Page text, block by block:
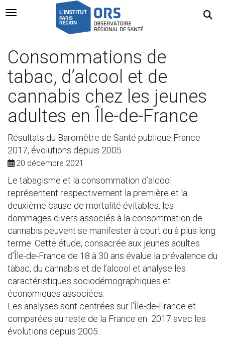
Navigation Toggle
Consommations de
tabac, d’alcool et de
cannabis chez les jeunes
adultes en Île-de-France
Résultats du Baromètre de Santé publique France
2017, évolutions depuis 2005
20 décembre 2021
Le tabagisme et la consommation d’alcool
représentent respectivement la première et la
deuxième cause de mortalité évitables, les
dommages divers associés à la consommation de
cannabis peuvent se manifester à court ou à plus long
terme. Cette étude, consacrée aux jeunes adultes
d’Île-de-France de 18 à 30 ans évalue la prévalence du
tabac, du cannabis et de l’alcool et analyse les
caractéristiques sociodémographiques et
économiques associées.
Les analyses sont centrées sur l’Île-de-France et
comparées au reste de la France en 2017 avec les
évolutions depuis 2005.